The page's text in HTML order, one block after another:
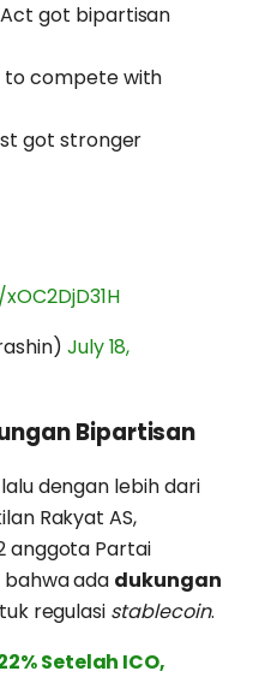
Act got bipartisan
to compete with
got stronger
July 18,
Bipartisan
lalu dengan lebih dari
Rakyat AS,
anggota Partai
ada dukungan
regulasi stablecoin.
Setelah ICO,